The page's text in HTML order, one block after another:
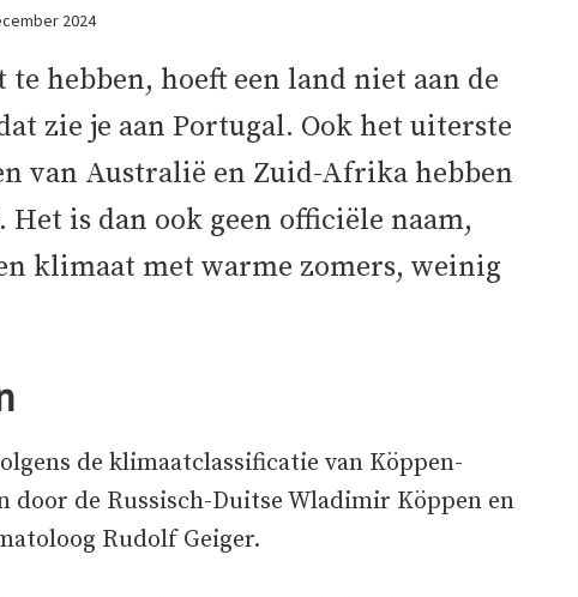
2024
hebben, hoeft een land niet aan de
zie je aan Portugal. Ook het uiterste
van Australië en Zuid-Afrika hebben
is dan ook geen officiële naam,
klimaat met warme zomers, weinig
de klimaatclassificatie van Köppen­­­-
door de Russisch-Duitse Wladimir Köppen en
Rudolf Geiger.